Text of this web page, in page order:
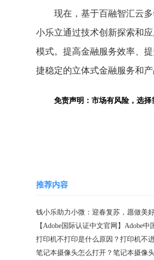
现在，基于百融智汇云
小乐立通过技术创新探索和
模式。提高金融服务效率、
捷稳定的立体式金融服务和产
免责声明：市场有风险，选择
推荐内容
钱小乐助力小微：迎春复苏，愿做美
打印机不打印是什么原因？打印机不
笔记本摄像头怎么打开？笔记本摄像